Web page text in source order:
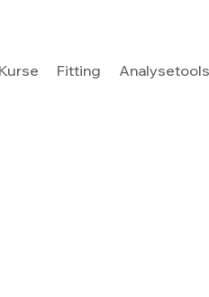
Kurse Fitting Analysetools